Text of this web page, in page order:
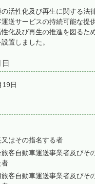
活性化及び再生に関する法
運送サービスの持続可能な提
化及び再生の推進を図るた
置しました。
19日
はその指名する者
客自動車運送事業者及びそ
者
客自動車運送事業者及びそ